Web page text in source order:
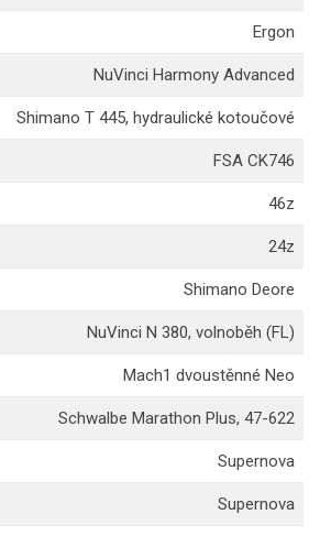
Ergon
NuVinci Harmony Advanced
Shimano T 445, hydraulické kotoučové
FSA CK746
46z
24z
Shimano Deore
NuVinci N 380, volnoběh (FL)
Mach1 dvoustěnné Neo
Schwalbe Marathon Plus, 47-622
Supernova
Supernova